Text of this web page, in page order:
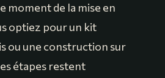
moment de la mise en
optiez pour un kit
ou une construction sur
étapes restent